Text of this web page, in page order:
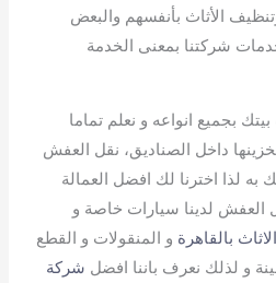
الأثاث بأنفسهم والبعض
شركتنا بمعنى الخدمة
بجميع انواعه و نعلم تماما
داخل الصناديق، نقل العفش
به لذا اخترنا لك افضل العمالة
العفش لدينا سيارات خاصة و
بالقاهرة و المنقولات و القطع
و لذلك نعرف باننا افضل شركة